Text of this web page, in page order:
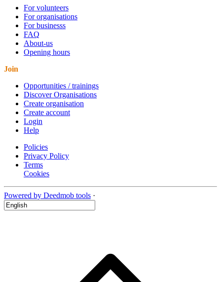
For volunteers
For organisations
For businesss
FAQ
About-us
Opening hours
Join
Opportunities / trainings
Discover Organisations
Create organisation
Create account
Login
Help
Policies
Privacy Policy
Terms
Cookies
Powered by Deedmob tools ·